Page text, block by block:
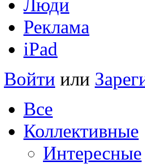
Люди
Реклама
iPad
Войти или
Все
Коллективные
Интересные